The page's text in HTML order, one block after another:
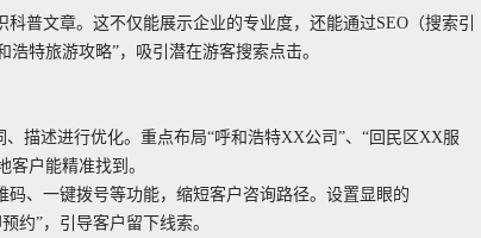
普文章。这不仅能展示企业的专业度，还能通过SEO（搜索引
特旅游攻略”，吸引潜在游客搜索点击。
描述进行优化。重点布局“呼和浩特XX公司”、“回民区XX服
户能精准找到。
、一键拨号等功能，缩短客户咨询路径。设置显眼的
约”，引导客户留下线索。